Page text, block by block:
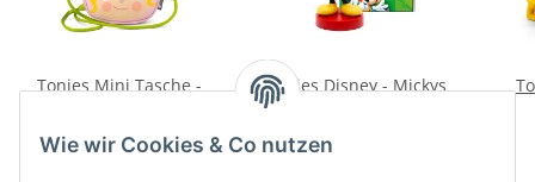
Wie wir Cookies & Co nutzen
Tonies Mini Tasche -
14,99 € *
Tonies Disney - Mickys
Fußballspiel
16,99 €